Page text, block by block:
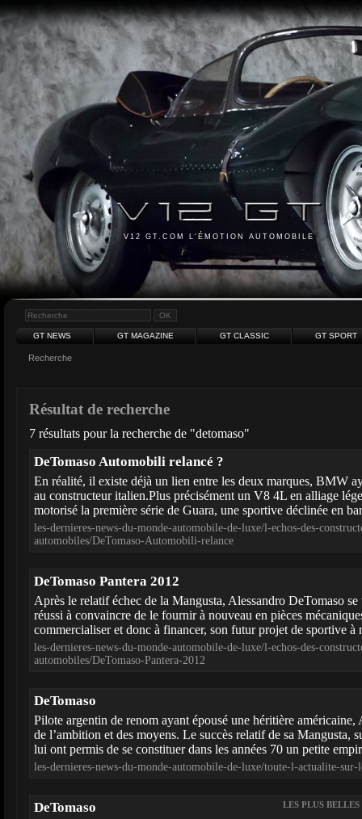
V12 GT.COM L'ÉMOTION AUTOMOBILE
GT NEWS GT MAGAZINE GT CLASSIC GT SPORT
Recherche
Résultat de recherche
7 résultats pour la recherche de "detomaso"
DeTomaso Automobili relancé ?
En réalité, il existe déjà un lien entre les deux marques, BMW
au constructeur italien.Plus précisément un V8 4L en alliage
motorisé la première série de Guara, une sportive déclinée en
les-dernieres-news-du-monde-automobile-de-luxe/l-echos-des-
automobiles/DeTomaso-Automobili-relance
DeTomaso Pantera 2012
Après le relatif échec de la Mangusta, Alessandro DeTomaso
réussi à convaincre de le fournir à nouveau en pièces
commercialiser et donc à financer, son futur projet de sportive
les-dernieres-news-du-monde-automobile-de-luxe/l-echos-des-
automobiles/DeTomaso-Pantera-2012
DeTomaso
Pilote argentin de renom ayant épousé une héritière
de l’ambition et des moyens. Le succès relatif de sa Mangusta,
lui ont permis de se constituer dans les années 70 un petite
les-dernieres-news-du-monde-automobile-de-luxe/toute-l-actualite-sur-
LES PLUS
DeTomaso